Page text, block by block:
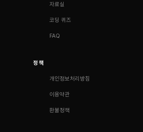
자료실
코딩 퀴즈
FAQ
정책
개인정보처리방침
이용약관
환불정책